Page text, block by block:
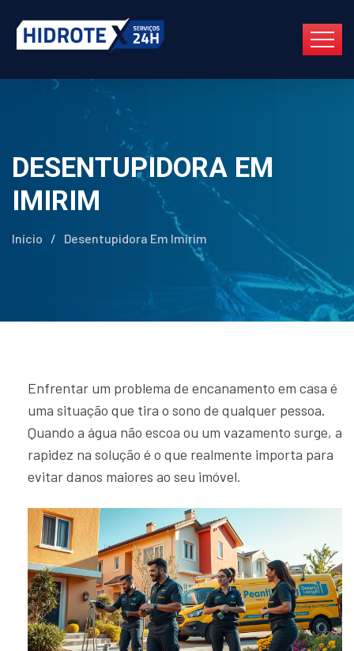
DESENTUPIDORA EM
IMIRIM
Início / Desentupidora Em Imirim
Enfrentar um problema de encanamento em casa é
uma situação que tira o sono de qualquer pessoa.
Quando a água não escoa ou um vazamento surge, a
rapidez na solução é o que realmente importa para
evitar danos maiores ao seu imóvel.